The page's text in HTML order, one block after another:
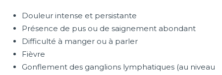
Douleur intense et persistante
Présence de pus ou de saignement abondant
Difficulté à manger ou à parler
Fièvre
Gonflement des ganglions lymphatiques (au niveau